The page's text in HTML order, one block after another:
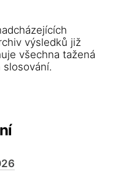
výsledků již
všechna tažená